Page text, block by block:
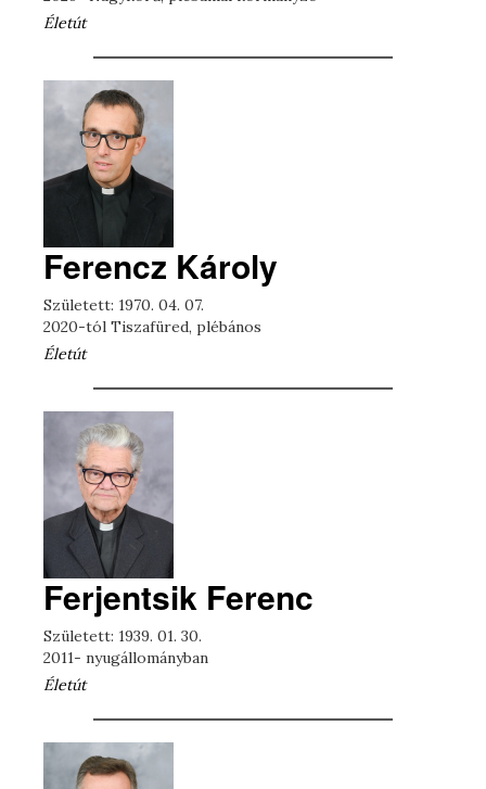
Életút
Ferencz Károly
Született: 1970. 04. 07.
2020-tól Tiszafüred, plébános
Életút
Ferjentsik Ferenc
Született: 1939. 01. 30.
2011- nyugállományban
Életút